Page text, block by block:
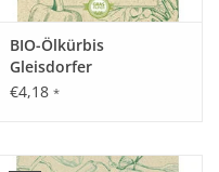
alle 4 Jahre auf der
gerne mit Dill oder
Reihe und durch die
Reihe automatisch
BIO-Ölkürbis
Gleisdorfer
€4,18 *